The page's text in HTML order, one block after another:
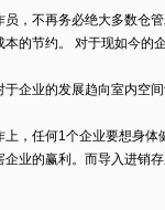
，不再务必绝大多数仓
的节约。 对于现如今的
企业的发展趋向室内空
，任何1个企业要想身
业的赢利。而导入进销